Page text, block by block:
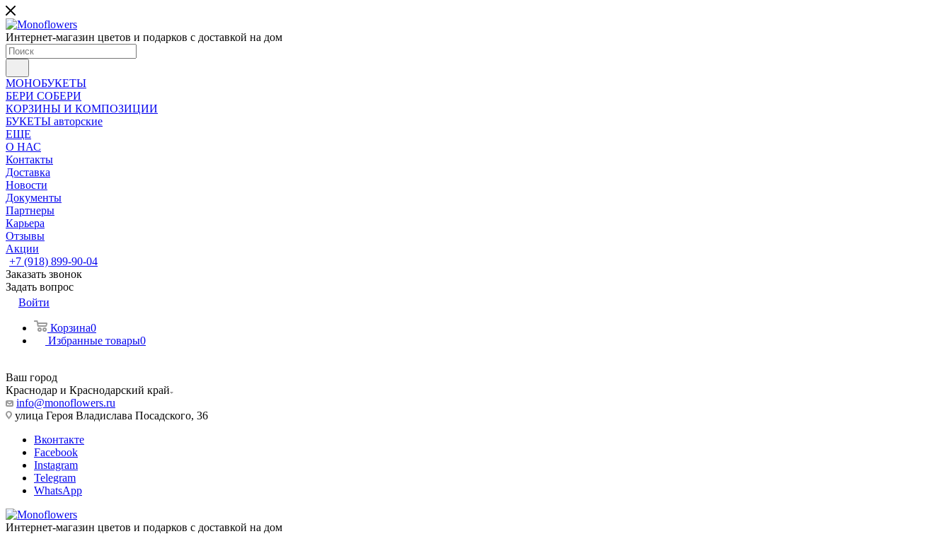
Интернет-магазин цветов и подарков с доставкой на дом
МОНОБУКЕТЫ
БЕРИ СОБЕРИ
КОРЗИНЫ И КОМПОЗИЦИИ
БУКЕТЫ авторские
ЕЩЕ
О НАС
Контакты
Доставка
Новости
Документы
Партнеры
Карьера
Отзывы
Акции
+7 (918) 899-90-04
Заказать звонок
Задать вопрос
Войти
Корзина0
Избранные товары0
Ваш город
Краснодар и Краснодарский край
info@monoflowers.ru
улица Героя Владислава Посадского, 36
Вконтакте
Facebook
Instagram
Telegram
WhatsApp
Интернет-магазин цветов и подарков с доставкой на дом